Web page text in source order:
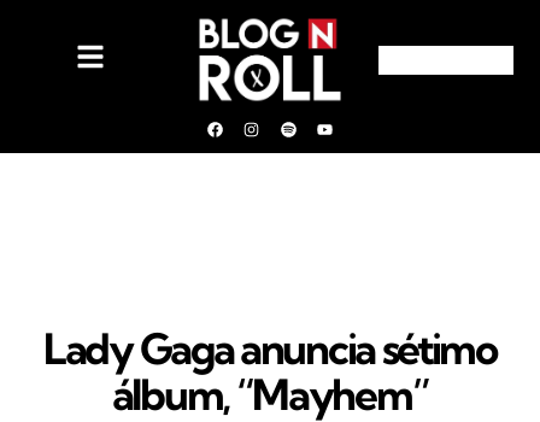
Lady Gaga anuncia sétimo
álbum, “Mayhem”